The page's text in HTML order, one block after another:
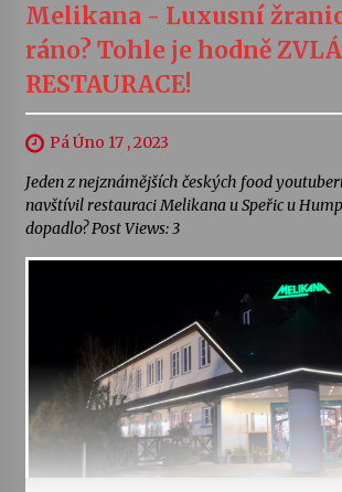
Melikana - Luxusní
ráno? Tohle je hodně
RESTAURACE!
Pá Úno 17 , 2023
Jeden z nejznámějších českých food
navštívil restauraci Melikana u Speřic u
dopadlo? Post Views: 3